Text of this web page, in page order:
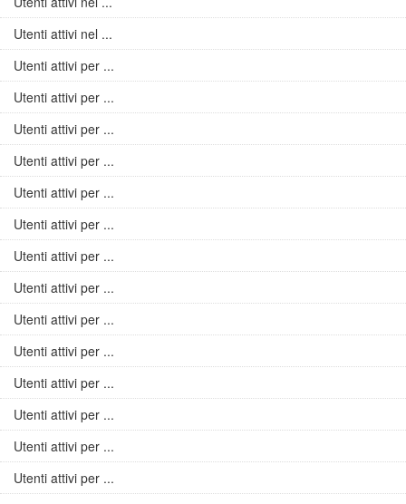
Utenti attivi nel ...
Utenti attivi per ...
Utenti attivi per ...
Utenti attivi per ...
Utenti attivi per ...
Utenti attivi per ...
Utenti attivi per ...
Utenti attivi per ...
Utenti attivi per ...
Utenti attivi per ...
Utenti attivi per ...
Utenti attivi per ...
Utenti attivi per ...
Utenti attivi per ...
Utenti attivi per ...